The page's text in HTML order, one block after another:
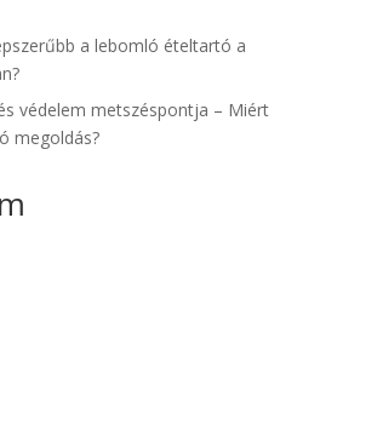
a lebomló ételtartó a
védelem metszéspontja – Miért
megoldás?